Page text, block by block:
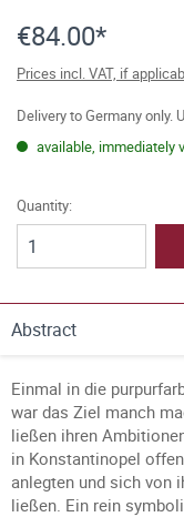
€84.00*
Prices incl. VAT, if
Delivery to Germany only.
available, immediately
Quantity:
Abstract
Einmal in die
war das Ziel manch
ließen ihren
in Konstantinopel
anlegten und sich von
ließen. Ein rein